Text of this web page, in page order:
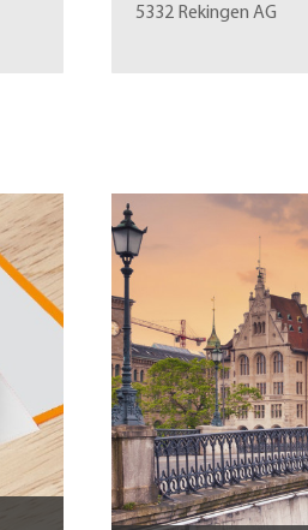
5332 Rekingen AG